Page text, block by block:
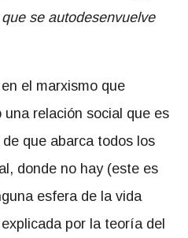
se autodesenvuelve
el marxismo que
relación social que es
que abarca todos los
donde no hay (este es
esfera de la vida
por la teoría del